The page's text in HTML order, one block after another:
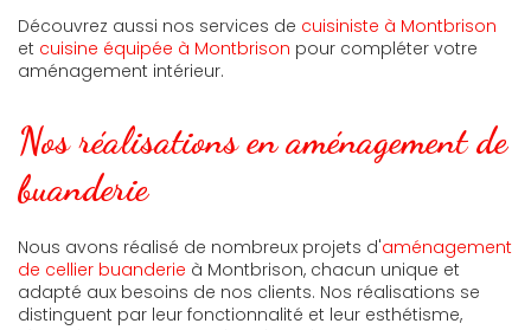
Découvrez aussi nos services de cuisiniste à Montbrison
et cuisine équipée à Montbrison pour compléter votre
aménagement intérieur.
Nos réalisations en aménagement de
buanderie
Nous avons réalisé de nombreux projets d'aménagement
de cellier buanderie à Montbrison, chacun unique et
adapté aux besoins de nos clients. Nos réalisations se
distinguent par leur fonctionnalité et leur esthétisme,